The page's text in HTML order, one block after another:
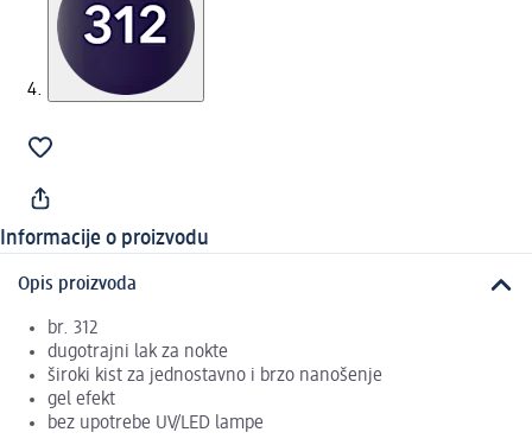
Informacije o proizvodu
Opis proizvoda
br. 312
dugotrajni lak za nokte
široki kist za jednostavno i brzo nanošenje
gel efekt
bez upotrebe UV/LED lampe